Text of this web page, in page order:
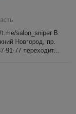
salon_sniper В
Новгород, пр.
91-77 переходит...